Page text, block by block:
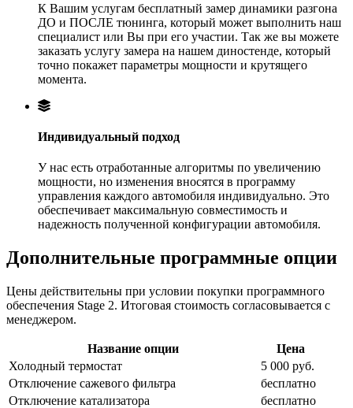
К Вашим услугам бесплатный замер динамики разгона
ДО и ПОСЛЕ тюнинга, который может выполнить наш
специалист или Вы при его участии. Так же вы можете
заказать услугу замера на нашем диностенде, который
точно покажет параметры мощности и крутящего
момента.
Индивидуальный подход
У нас есть отработанные алгоритмы по увеличению
мощности, но изменения вносятся в программу
управления каждого автомобиля индивидуально. Это
обеспечивает максимальную совместимость и
надежность полученной конфигурации автомобиля.
Дополнительные программные опции
Цены действительны при условии покупки программного
обеспечения Stage 2. Итоговая стоимость согласовывается с
менеджером.
Название опции
Цена
Холодный термостат
5 000 руб.
Отключение сажевого фильтра
бесплатно
Отключение катализатора
бесплатно